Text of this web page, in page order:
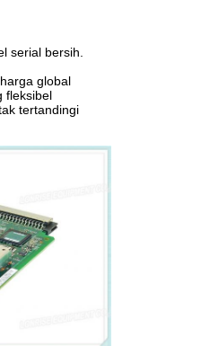
serial bersih.
global
fleksibel
tertandingi